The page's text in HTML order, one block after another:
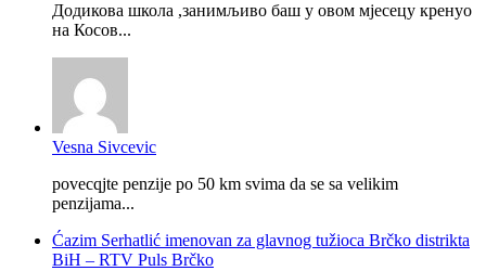
Додикова школа ,занимљиво баш у овом мјесецу кренуо
на Косов...
Vesna Sivcevic
povecqjte penzije po 50 km svima da se sa velikim
penzijama...
Ćazim Serhatlić imenovan za glavnog tužioca Brčko distrikta
BiH – RTV Puls Brčko